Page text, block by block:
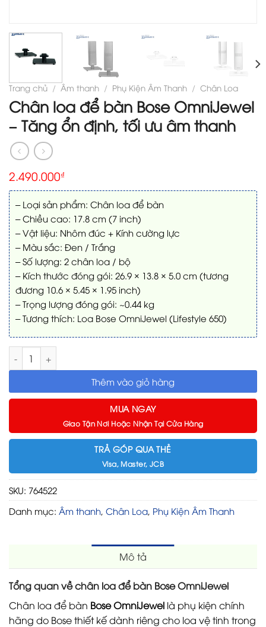
Trang chủ / Âm thanh / Phụ Kiện Âm Thanh / Chân Loa
Chân loa để bàn Bose OmniJewel
– Tăng ổn định, tối ưu âm thanh
2.490.000₫
– Loại sản phẩm: Chân loa để bàn
– Chiều cao: 17.8 cm (7 inch)
– Vật liệu: Nhôm đúc + Kính cường lực
– Màu sắc: Đen / Trắng
– Số lượng: 2 chân loa / bộ
– Kích thước đóng gói: 26.9 × 13.8 × 5.0 cm (tương
đương 10.6 × 5.45 × 1.95 inch)
– Trọng lượng đóng gói: ~0.44 kg
– Tương thích: Loa Bose OmniJewel (Lifestyle 650)
Chân loa để bàn Bose OmniJewel – Tăng ổn định, tối ưu âm
Thêm vào giỏ hàng
MUA NGAY
Giao Tận Nơi Hoặc Nhận Tại Cửa Hàng
TRẢ GÓP QUA THẺ
Visa, Master, JCB
SKU: 764522
Danh mục: Âm thanh Chân Loa Phụ Kiện Âm Thanh
Mô tả
Tổng quan về chân loa để bàn Bose OmniJewel
Chân loa để bàn Bose OmniJewel là phụ kiện chính
hãng do Bose thiết kế dành riêng cho loa vệ tinh trong